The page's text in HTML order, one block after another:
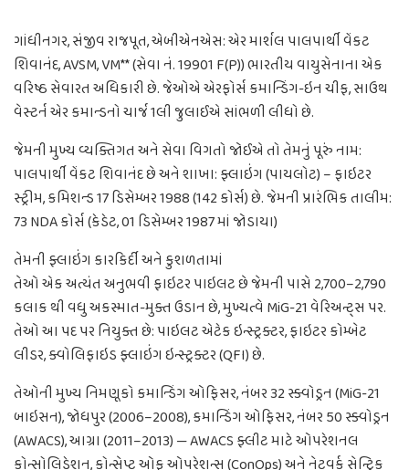
ગાંધીનગર, સંજીવ રાજપૂત, એબીએનએસ: એર માર્શલ પાલપાર્થી વેંકટ
શિવાનંદ, AVSM, VM** (સેવા નં. 19901 F(P)) ભારતીય વાયુસેનાના એક
વરિષ્ઠ સેવારત અધિકારી છે. જેઓએ એરફોર્સ કમાન્ડિંગ-ઇન ચીફ, સાઉથ
વેસ્ટર્ન એર કમાન્ડનો ચાર્જ 1લી જુલાઈએ સાંભળી લીધો છે.
જેમની મુખ્ય વ્યક્તિગત અને સેવા વિગતો જોઈએ તો તેમનું પૂરું નામ:
પાલપાર્થી વેંકટ શિવાનંદ છે અને શાખા: ફ્લાઇંગ (પાયલોટ) – ફાઇટર
સ્ટ્રીમ, કમિશન્ડ 17 ડિસેમ્બર 1988 (142 કોર્સ) છે. જેમની પ્રારંભિક તાલીમ:
73 NDA કોર્સ (કેડેટ, 01 ડિસેમ્બર 1987 માં જોડાયા)
તેમની ફ્લાઇંગ કારકિર્દી અને કુશળતામાં
તેઓ એક અત્યંત અનુભવી ફાઇટર પાઇલટ છે જેમની પાસે 2,700–2,790
કલાક થી વધુ અકસ્માત-મુક્ત ઉડાન છે, મુખ્યત્વે MiG-21 વેરિઅન્ટ્સ પર.
તેઓ આ પદ પર નિયુક્ત છે: પાઇલટ એટેક ઇન્સ્ટ્રક્ટર, ફાઇટર કોમ્બેટ
લીડર, ક્વોલિફાઇડ ફ્લાઇંગ ઇન્સ્ટ્રક્ટર (QFI) છે.
તેઓની મુખ્ય નિમણૂકો કમાન્ડિંગ ઓફિસર, નંબર 32 સ્ક્વોડ્રન (MiG-21
બાઇસન), જોધપુર (2006–2008), કમાન્ડિંગ ઓફિસર, નંબર 50 સ્ક્વોડ્રન
(AWACS), આગ્રા (2011–2013) — AWACS ફ્લીટ માટે ઓપરેશનલ